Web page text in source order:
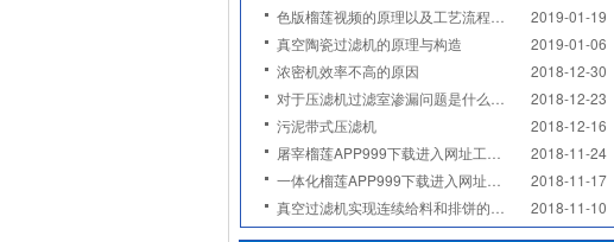
2019-01-19
色版榴莲视频的原理以及工艺流程简介
2019-01-06
真空陶瓷过滤机的原理与构造
2018-12-30
浓密机效率不高的原因
2018-12-23
对于压滤机过滤室渗漏问题是什么原因造成的
2018-12-16
污泥带式压滤机
2018-11-24
屠宰榴莲APP999下载进入网址工作流程
2018-11-17
一体化榴莲APP999下载进入网址的关键是材质
2018-11-10
真空过滤机实现连续给料和排饼的方式